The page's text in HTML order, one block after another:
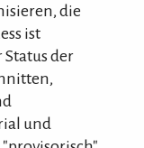
die
ist
der
und